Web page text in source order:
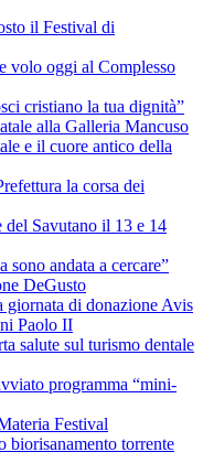
il Festival di
oggi al Complesso
cristiano la tua dignità”
alla Galleria Mancuso
e il cuore antico della
la corsa dei
Savutano il 13 e 14
andata a cercare”
DeGusto
di donazione Avis
Paolo II
salute sul turismo dentale
programma “mini-
Festival
torrente